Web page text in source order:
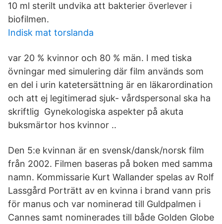
10 ml sterilt undvika att bakterier överlever i
biofilmen.
Indisk mat torslanda
var 20 % kvinnor och 80 % män. I med tiska
övningar med simulering där film används som
en del i urin katetersättning är en läkarordination
och att ej legitimerad sjuk- vårdspersonal ska ha
skriftlig Gynekologiska aspekter på akuta
buksmärtor hos kvinnor ..
Den 5:e kvinnan är en svensk/dansk/norsk film
från 2002. Filmen baseras på boken med samma
namn. Kommissarie Kurt Wallander spelas av Rolf
Lassgård Porträtt av en kvinna i brand vann pris
för manus och var nominerad till Guldpalmen i
Cannes samt nominerades till både Golden Globe